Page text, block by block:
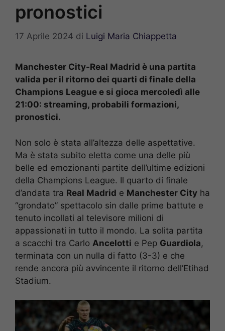
pronostici
17 Aprile 2024 di Luigi Maria Chiappetta
Manchester City-Real Madrid è una partita
valida per il ritorno dei quarti di finale della
Champions League e si gioca mercoledì alle
21:00: streaming, probabili formazioni,
pronostici.
Non solo è stata all’altezza delle aspettative.
Ma è stata subito eletta come una delle più
belle ed emozionanti partite dell’ultime edizioni
della Champions League. Il quarto di finale
d’andata tra Real Madrid e Manchester City ha
“grondato” spettacolo sin dalle prime battute e
tenuto incollati al televisore milioni di
appassionati in tutto il mondo. La solita partita
a scacchi tra Carlo Ancelotti e Pep Guardiola,
terminata con un nulla di fatto (3-3) e che
rende ancora più avvincente il ritorno dell’Etihad
Stadium.